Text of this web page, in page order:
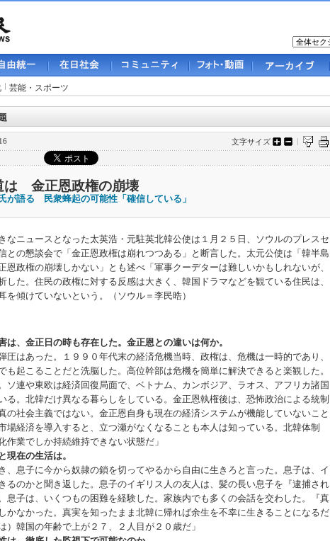
芸能・スポーツ
文字サイズ
は 金正恩政権の崩壊
が語る 民衆蜂起の可能性「確信している」
ニュースとなった太英浩・元駐英北韓公使は１月２５日、ソウルのプレスセ
との懇談会で「金正恩政権は崩れつつある」と断言した。太元公使は「韓半島
恩政権の崩壊しかない」とも述べ「軍事クーデターは難しいかもしれないが、
した。住民の政権に対する反感は大きく、韓国ドラマなどを観ている住民は、
を傾けていないという。（ソウル＝李民晧）
、金正日の時も存在した。金正恩との違いは何か。
圧はあった。１９９０年代末の経済危機当時、政権は、危機は一時的であり、
も起こることだと洗脳した。高位幹部は危機を簡単に解決できると楽観した。
ソ連や東欧は経済回復局面で、ベトナム、カンボジア、ラオス、アフリカ諸国
る。北韓だけ異なる暮らしをしている。金正恩執権後は、恐怖政治による統制
の社会主義ではない。金正恩自身も現在の経済システムが機能していないこと
場経済を導入すると、立つ瀬がなくなることも本人は知っている。北韓体制
作業でしか持続維持できない状態だ」
在の生活は。
、息子に今から奴隷の鎖を切ってやるから自由に生きろと言った。息子は、イ
るのかと聞き返した。息子のイギリス人の友人は、髪の長い息子を『逮捕され
息子は、いくつもの困難を経験した。家族内でも多くの会話を交わした。『真
かなかった。真実を知ったまま北韓に帰れば余生を不幸に生きることになるだ
）韓国の年齢で上が２７、２人目が２０歳だ」